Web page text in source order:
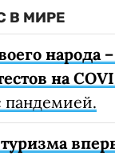
В МИРЕ
народа
на
пандемией.